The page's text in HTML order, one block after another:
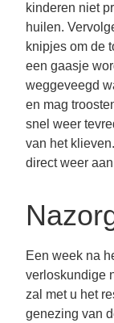
kinderen niet
huilen.
knipjes om de
een gaasje
weggeveegd
en mag
snel weer
van het
direct weer
Een week na
verloskundige
zal met u het
genezing van